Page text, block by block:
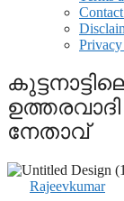
നേതാവ്
Rajeevkumar